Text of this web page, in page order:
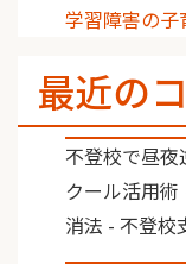
学習障害の
最近の
不登校で昼
クール活用術
消法 - 不登校